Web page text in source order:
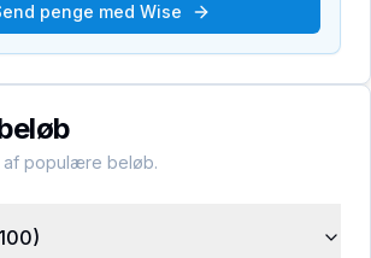
penge med Wise
af populære beløb.